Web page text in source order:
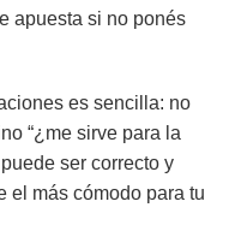
apuesta si no ponés
es sencilla: no
“¿me sirve para la
ser correcto y
el más cómodo para tu